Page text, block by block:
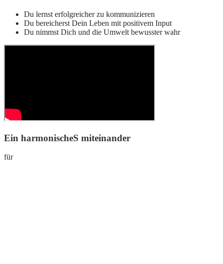
Du lernst erfolgreicher zu kommunizieren
Du bereicherst Dein Leben mit positivem Input
Du nimmst Dich und die Umwelt bewusster wahr
Ein harmonischeS miteinander
für